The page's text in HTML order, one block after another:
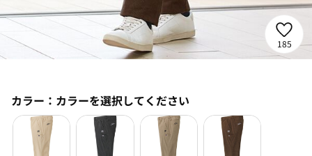
185
カラー： カラーを選択してください